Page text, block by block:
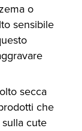
o
sensibile
secca
che
cute